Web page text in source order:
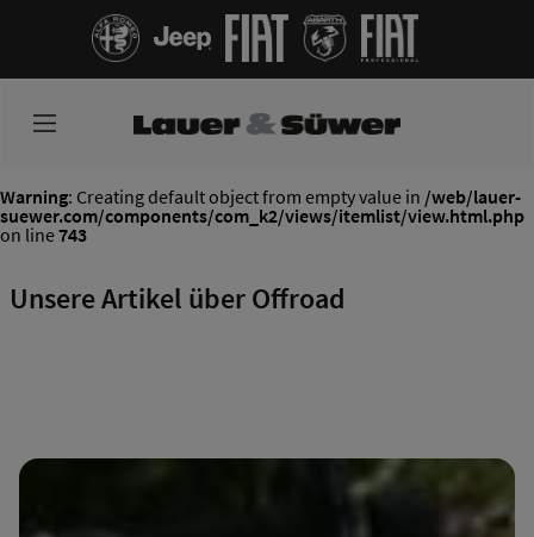
Warning: Creating default object from empty value in /web/lauer-
suewer.com/components/com_k2/views/itemlist/view.html.php
on line743
Unsere Artikel über Offroad